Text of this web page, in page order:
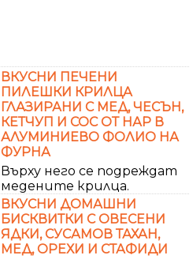
ВКУСНИ ПЕЧЕНИ
ПИЛЕШКИ КРИЛЦА
ГЛАЗИРАНИ С МЕД, ЧЕСЪН,
КЕТЧУП И СОС ОТ НАР В
АЛУМИНИЕВО ФОЛИО НА
ФУРНА
Върху него се подреждат
медените крилца.
ВКУСНИ ДОМАШНИ
БИСКВИТКИ С ОВЕСЕНИ
ЯДКИ, СУСАМОВ ТАХАН,
МЕД, ОРЕХИ И СТАФИДИ